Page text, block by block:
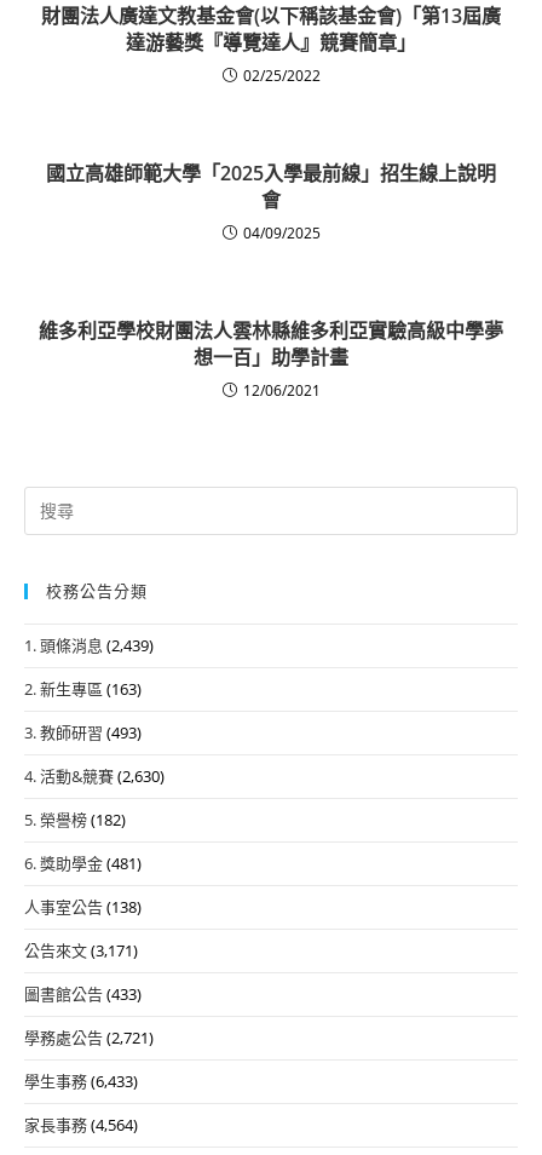
財團法人廣達文教基金會(以下稱該基金會)「第13屆廣
達游藝獎『導覽達人』競賽簡章」
02/25/2022
國立高雄師範大學「2025入學最前線」招生線上說明
會
04/09/2025
維多利亞學校財團法人雲林縣維多利亞實驗高級中學夢
想一百」助學計畫
12/06/2021
Search
for:
校務公告分類
1. 頭條消息 (2,439)
2. 新生專區 (163)
3. 教師研習 (493)
4. 活動&競賽(2,630)
5. 榮譽榜(182)
6. 獎助學金(481)
人事室公告(138)
公告來文(3,171)
圖書館公告(433)
學務處公告(2,721)
學生事務(6,433)
家長事務(4,564)